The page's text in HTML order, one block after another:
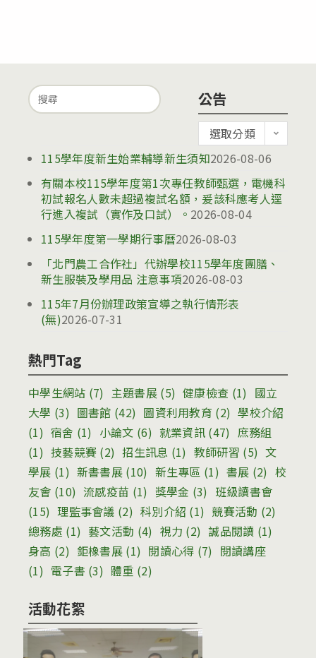
Search
for:
公告
告
選取分類
115學年度新生始業輔導新生須知2026-08-06
有關本校115學年度第1次專任教師甄選，電機科
初試報名人數未超過複試名額，爰該科應考人逕
行進入複試（實作及口試）。 2026-08-04
115學年度第一學期行事曆2026-08-03
「北門農工合作社」代辦學校115學年度團膳、
新生服裝及學用品 注意事項2026-08-03
115年7月份辦理政策宣導之執行情形表
(無)2026-07-31
熱門Tag
中學生網站 (7) 主題書展(5) 健康檢查 (1) 國立
大學 (3) 圖書館 (42) 圖資利用教育 (2) 學校介紹
(1) 宿舍 (1) 小論文 (6) 就業資訊 (47) 庶務組
(1) 技藝競賽 (2) 招生訊息 (1) 教師研習 (5) 文
學展 (1) 新書書展 (10) 新生專區 (1) 書展 (2) 校
友會 (10) 流感疫苗 (1) 獎學金 (3) 班級讀書會
(15) 理監事會議 (2) 科別介紹 (1) 競賽活動 (2)
總務處 (1) 藝文活動 (4) 視力 (2) 誠品閱讀 (1)
身高 (2) 鉅橡書展 (1) 閱讀心得 (7) 閱讀講座
(1) 電子書 (3) 體重 (2)
活動花絮